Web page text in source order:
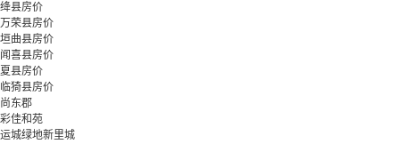
绛县房价
万荣县房价
垣曲县房价
闻喜县房价
夏县房价
临猗县房价
尚东郡
彩佳和苑
运城绿地新里城